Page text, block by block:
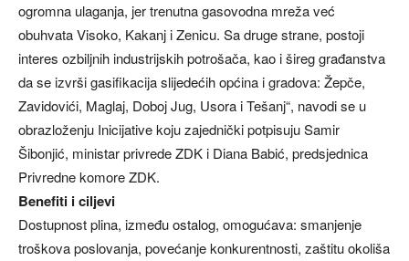
ogromna ulaganja, jer trenutna gasovodna mreža već
obuhvata Visoko, Kakanj i Zenicu. Sa druge strane, postoji
interes ozbiljnih industrijskih potrošača, kao i šireg građanstva
da se izvrši gasifikacija slijedećih općina i gradova: Žepče,
Zavidovići, Maglaj, Doboj Jug, Usora i Tešanj“, navodi se u
obrazloženju Inicijative koju zajednički potpisuju Samir
Šibonjić, ministar privrede ZDK i Diana Babić, predsjednica
Privredne komore ZDK.
Benefiti i ciljevi
Dostupnost plina, između ostalog, omogućava: smanjenje
troškova poslovanja, povećanje konkurentnosti, zaštitu okoliša